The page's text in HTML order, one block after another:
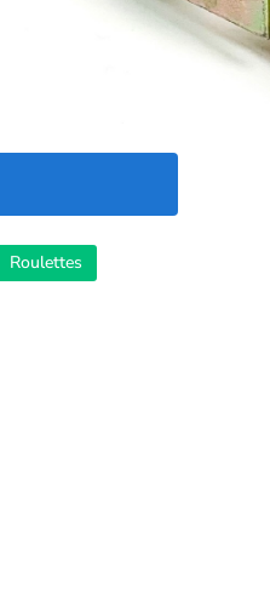
Roulettes